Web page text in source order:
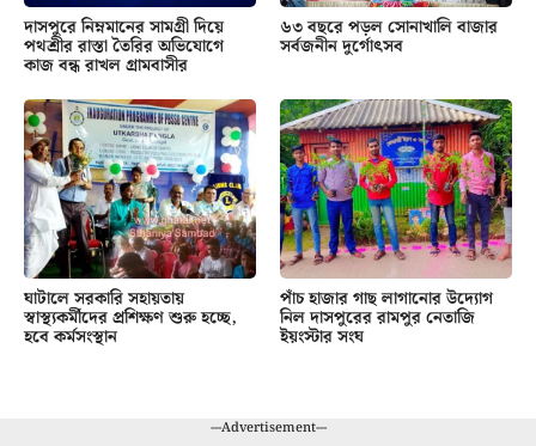
দাসপুরে নিম্নমানের সামগ্রী দিয়ে
পথশ্রীর রাস্তা তৈরির অভিযোগে
কাজ বন্ধ রাখল গ্রামবাসীর
৬৩ বছরে পড়ল সোনাখালি বাজার
সর্বজনীন দুর্গোৎসব
ঘাটালে সরকারি সহায়তায়
স্বাস্থ্যকর্মীদের প্রশিক্ষণ শুরু হচ্ছে,
হবে কর্মসংস্থান
পাঁচ হাজার গাছ লাগানোর উদ্যোগ
নিল দাসপুরের রামপুর নেতাজি
ইয়ংস্টার সংঘ
---Advertisement---